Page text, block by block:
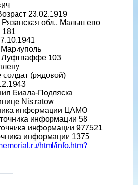
23.02.1919
обл., Малышево
181
Луфтваффе 103
солдат (рядовой)
Биала-Подляска
Nistratow
информации ЦАМО
информации 58
информации 977521
информации 1375
html/info.htm?